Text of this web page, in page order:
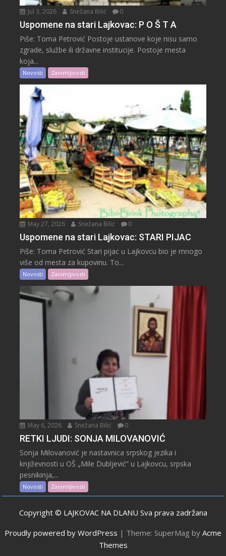
Jul 3, 2026 Snežana Bilić 0
Uspomene na stari Lajkovac: P O Š T A
Piše: Toma Petrović Postoje ustanove koje nisu samo
zgrade, službe ili državne institucije. Postoje mesta
koja...
Novosti Zanimljivosti
May 27, 2026 Snežana Bilić 0
Uspomene na stari Lajkovac: STARI PIJAC
Piše: Toma Petrović Stari pijac u Lajkovcu bio je mnogo
više od mesta za kupovinu. To...
Novosti Zanimljivosti
May 6, 2026 Snežana Bilić 0
RETKI LJUDI: SONJA MILOVANOVIĆ
Sonja Milovanović je nastavnica srpskog jezika i
književnosti u OŠ „Mile Dubljević“ u Lajkovcu, srpska
pesnikinja,...
Novosti Zanimljivosti
Copyright © LAJKOVAC NA DLANU Sva prava zadržana
Proudly powered by WordPress | Theme: SuperMag by Acme
Themes